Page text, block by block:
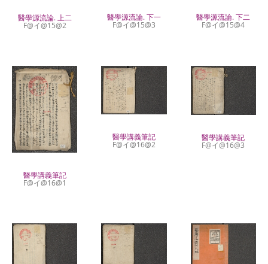
醫學源流論. 上二
F@イ@15@2
醫學源流論. 下一
F@イ@15@3
醫學源流論. 下二
F@イ@15@4
醫學講義筆記
F@イ@16@1
醫學講義筆記
F@イ@16@2
醫學講義筆記
F@イ@16@3